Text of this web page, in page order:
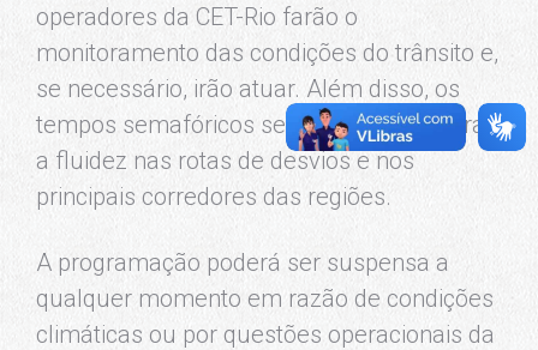
operadores da CET-Rio farão o
monitoramento das condições do trânsito e,
se necessário, irão atuar. Além disso, os
tempos semafóricos serão ajustados para
a fluidez nas rotas de desvios e nos
principais corredores das regiões.
A programação poderá ser suspensa a
qualquer momento em razão de condições
climáticas ou por questões operacionais da